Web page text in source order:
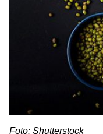
Foto: Shutterstock